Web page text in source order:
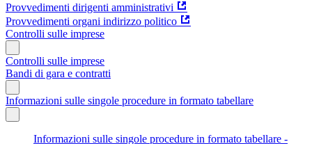
Provvedimenti dirigenti amministrativi
Provvedimenti organi indirizzo politico
Controlli sulle imprese
Controlli sulle imprese
Bandi di gara e contratti
Informazioni sulle singole procedure in formato tabellare
Informazioni sulle singole procedure in formato tabellare -